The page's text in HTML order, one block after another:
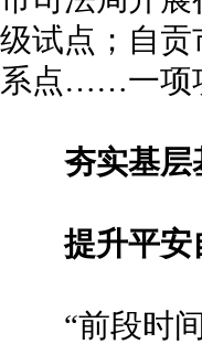
级试点；自
系点……一项
夯实基层
提升平安
“前段时间